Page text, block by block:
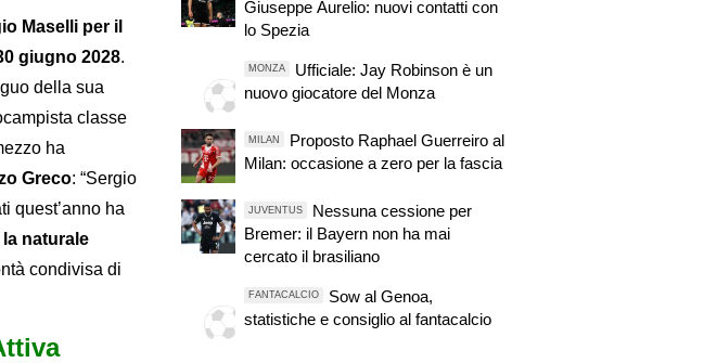
Maselli per il
giugno 2028.
della sua
classe
ha
Greco: “Sergio
quest’anno ha
naturale
condivisa di
Giuseppe Aurelio: nuovi contatti con
lo Spezia
MONZA
Ufficiale: Jay Robinson è un
nuovo giocatore del Monza
MILAN
Proposto Raphael Guerreiro al
Milan: occasione a zero per la fascia
JUVENTUS
Nessuna cessione per
Bremer: il Bayern non ha mai
cercato il brasiliano
FANTACALCIO
Sow al Genoa,
statistiche e consiglio al fantacalcio